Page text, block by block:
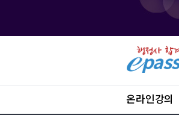
온라인강의